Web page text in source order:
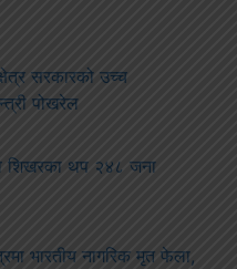
सरकारको उच्च
पोखरेल
थप २४८ जना
भारतीय नागरिक मृत फेला,